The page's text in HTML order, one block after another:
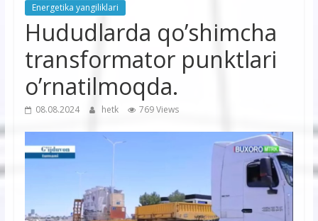
korxonasi”
Energetika yangiliklari
Hududlarda qo’shimcha
transformator punktlari
o’rnatilmoqda.
08.08.2024 hetk 769 Views